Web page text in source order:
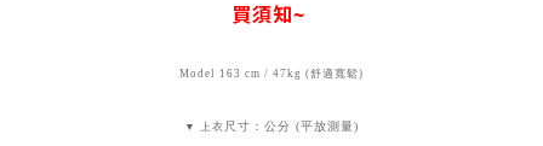
買須知~
Model 163 cm / 47kg (舒適寬鬆)
▼ 上衣 尺寸：公分 (平放測量)